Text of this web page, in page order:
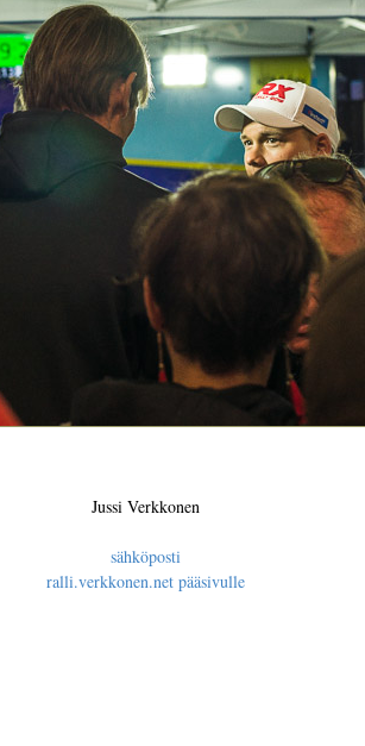
Jussi Verkkonen
sähköposti
ralli.verkkonen.net pääsivulle